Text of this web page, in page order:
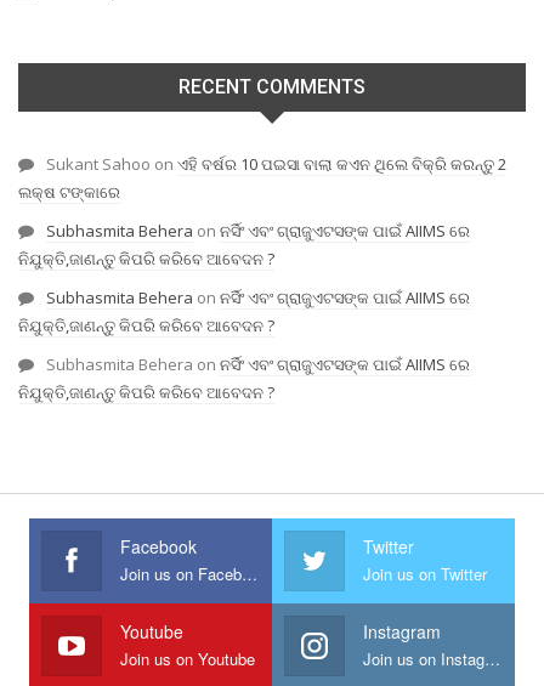
RECENT COMMENTS
Sukant Sahoo on ଏହି ବର୍ଷର 10 ପଇସା ବାଲା କଏନ ଥିଲେ ବିକ୍ରି କରନ୍ତୁ 2
ଲକ୍ଷ ଟଙ୍କାରେ
Subhasmita Behera on ନର୍ସିଂ ଏବଂ ଗ୍ରାଜୁଏଟସଙ୍କ ପାଇଁ AIIMS ରେ
ନିଯୁକ୍ତି,ଜାଣନ୍ତୁ କିପରି କରିବେ ଆବେଦନ ?
Subhasmita Behera on ନର୍ସିଂ ଏବଂ ଗ୍ରାଜୁଏଟସଙ୍କ ପାଇଁ AIIMS ରେ
ନିଯୁକ୍ତି,ଜାଣନ୍ତୁ କିପରି କରିବେ ଆବେଦନ ?
Subhasmita Behera on ନର୍ସିଂ ଏବଂ ଗ୍ରାଜୁଏଟସଙ୍କ ପାଇଁ AIIMS ରେ
ନିଯୁକ୍ତି,ଜାଣନ୍ତୁ କିପରି କରିବେ ଆବେଦନ ?
Facebook
Join us on Facebook
Twitter
Join us on Twitter
Youtube
Join us on Youtube
Instagram
Join us on Instagram